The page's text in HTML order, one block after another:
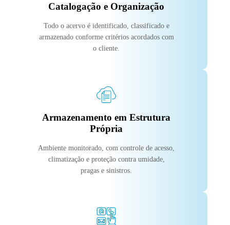
Catalogação e Organização
Todo o acervo é identificado, classificado e
armazenado conforme critérios acordados com
o cliente.
Armazenamento em Estrutura
Própria
Ambiente monitorado, com controle de acesso,
climatização e proteção contra umidade,
pragas e sinistros.